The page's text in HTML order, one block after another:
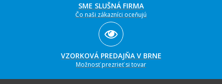
SME SLUŠNÁ FIRMA
Čo naši zákazníci oceňujú
VZORKOVÁ PREDAJŇA V BRNE
Možnosť prezrieť si tovar